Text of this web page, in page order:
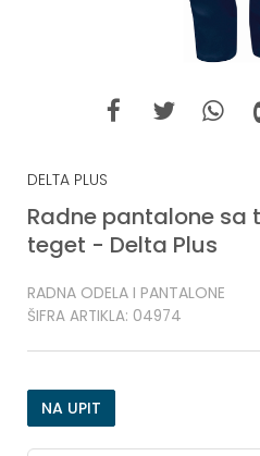
DELTA PLUS
Radne pantalone sa
teget - Delta Plus
RADNA ODELA I PANTALONE
ŠIFRA ARTIKLA: 04974
NA UPIT